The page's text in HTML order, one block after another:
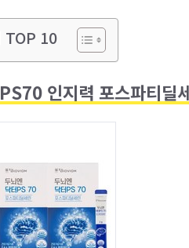
TOP 10
인지력 포스파티